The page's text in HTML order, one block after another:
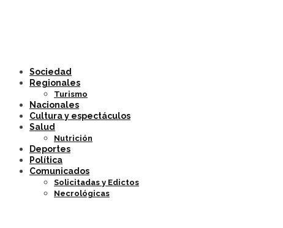
Sociedad
Regionales
Turismo
Nacionales
Cultura y espectáculos
Salud
Nutrición
Deportes
Política
Comunicados
Solicitadas y Edictos
Necrológicas